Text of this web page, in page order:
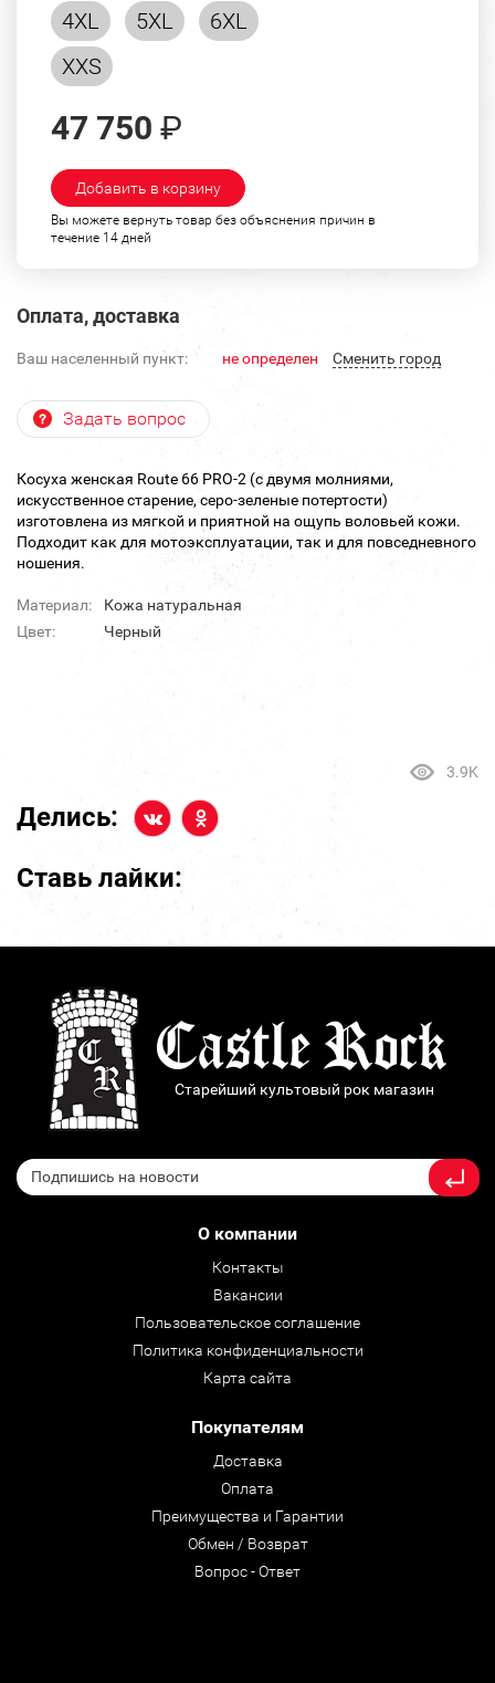
4XL
5XL
6XL
XXS
47 750 ₽
Добавить в корзину
Вы можете вернуть товар без объяснения причин в
течение 14 дней
Оплата, доставка
Ваш населенный пункт: не определен Cменить город
Задать вопрос
Косуха женская Route 66 PRO-2 (с двумя молниями,
искусственное старение, серо-зеленые потертости)
изготовлена из мягкой и приятной на ощупь воловьей кожи.
Подходит как для мотоэксплуатации, так и для повседневного
ношения.
Материал:
Кожа натуральная
Цвет:
Черный
3.9K
Делись:
Ставь лайки:
Старейший культовый рок магазин
О компании
Контакты
Вакансии
Пользовательское соглашение
Политика конфиденциальности
Карта сайта
Покупателям
Доставка
Оплата
Преимущества и Гарантии
Обмен / Возврат
Вопрос - Ответ